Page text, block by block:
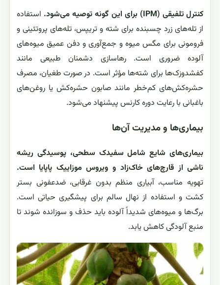
مهم‌ترین آفات پاپایا کوهی شامل شته‌ها، مگس میوه،
تریپس و کرم‌های برگ‌خوار هستند.شته‌ها با مکیدن شیره
گیاهی باعث پیچیدگی برگ و انتقال ویروس‌ها می‌شوند. مگس
میوه لارو خود را داخل میوه قرار داده و سبب پوسیدگی داخلی
می‌گردد. تریپس لکه‌های نقره‌ای روی برگ و کاهش رشد ایجاد
می‌کند. کرم‌های برگ‌خوار سطح فتوسنتز را به‌شدت کم
می‌کنند.
روش‌های کنترل آفات
کنترل تلفیقی (IPM) برای این گونه توصیه می‌شود.
استفاده
از تله‌های زرد چسبنده برای شته و تریپس، تله‌های پروتئینی و
فرومونی برای مگس میوه و جمع‌آوری و دفن عمیق میوه‌های
آلوده ضروری است. رهاسازی دشمنان طبیعی مانند
کفشدوزک‌ها برای شته‌ها مؤثر است. در صورت طغیان، مصرف
حشره‌کش‌های کم‌خطر مانند صابون حشره‌کش یا روغن‌های
باغبانی با رعایت دوره کارنس پیشنهاد می‌شود.
بیماری‌ها و مدیریت آن‌ها